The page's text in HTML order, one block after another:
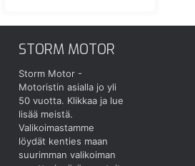
STORM MOTOR
Storm Motor -
Motoristin asialla jo yli
50 vuotta. Klikkaa ja lue
lisää meistä.
Valikoimastamme
löydät kenties maan
suurimman valikoiman